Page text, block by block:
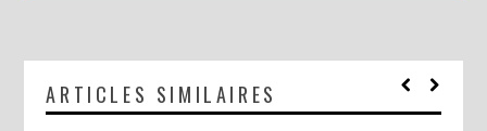
ARTICLES SIMILAIRES